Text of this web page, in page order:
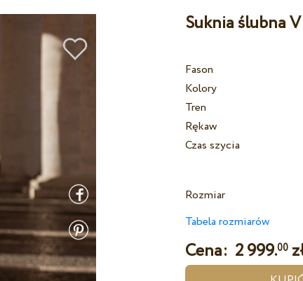
Suknia ślubna
Fason
Kolory
Tren
Rękaw
Czas szycia
Rozmiar
Tabela rozmiarów
Cena: 2 999.00